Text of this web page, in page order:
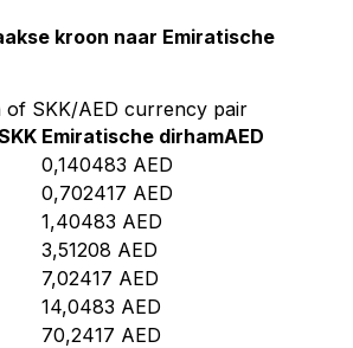
kroon naar Emiratische
of SKK/AED currency pair
Emiratische dirhamAED
0,140483 AED
0,702417 AED
1,40483 AED
3,51208 AED
7,02417 AED
14,0483 AED
70,2417 AED